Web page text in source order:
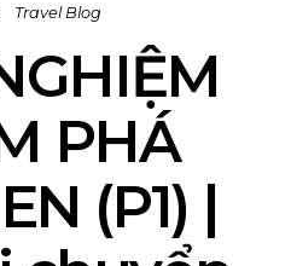
Travel Blog
PHÁ
(P1) |